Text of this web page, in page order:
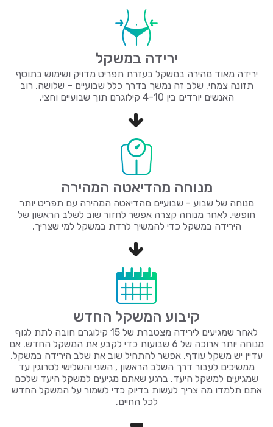
ירידה במשקל
ירידה מאוד מהירה במשקל בעזרת תפריט מדויק ושימוש בתוסף
תזונה צמחי. שלב זה נמשך בדרך כלל שבועיים – שלושה. רוב
האנשים יורדים בין 4-10 קילוגרם תוך שבועיים וחצי.
מנוחה מהדיאטה המהירה
מנוחה של שבוע - שבועיים מהדיאטה המהירה עם תפריט יותר
חופשי. לאחר מנוחה קצרה אפשר לחזור שוב לשלב הראשון של
הירידה במשקל כדי להמשיך לרדת במשקל למי שצריך.
קיבוע המשקל החדש
לאחר שמגיעים לירידה מצטברת של 15 קילוגרם חובה לתת לגוף
מנוחה יותר ארוכה של 6 שבועות כדי לקבע את המשקל החדש. אם
עדיין יש משקל עודף, אפשר להתחיל שוב את שלב הירידה במשקל.
ממשיכים לעבור דרך השלב הראשון , השני והשלישי לסרוגין עד
שמגיעים למשקל היעד. ברגע שאתם מגיעים למשקל היעד שלכם
אתם תלמדו מה צריך לעשות בדיוק כדי לשמור על המשקל החדש
לכל החיים.